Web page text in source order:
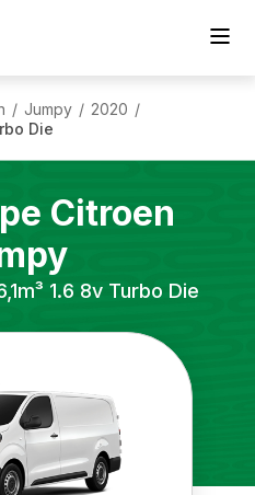
/ Jumpy / 2020 /
Die
Citroen
1.6 8v Turbo Die